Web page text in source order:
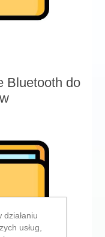
Bluetooth do
usług,